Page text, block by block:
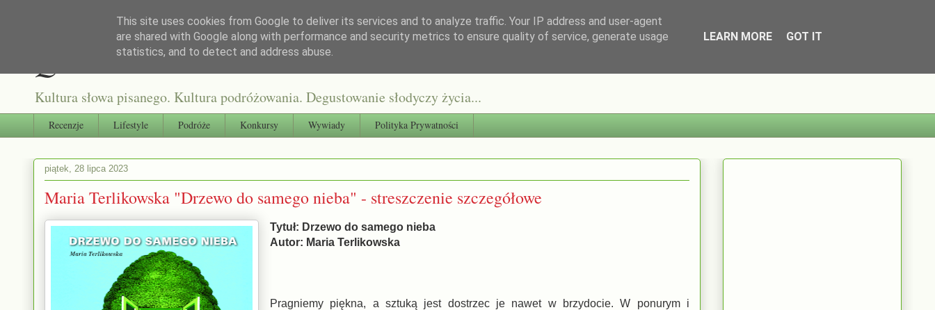
Qultura słowa
Kultura słowa pisanego. Kultura podróżowania. Degustowanie słodyczy życia...
Recenzje Lifestyle Podróże Konkursy Wywiady Polityka Prywatności
piątek, 28 lipca 2023
Maria Terlikowska "Drzewo do samego nieba" - streszczenie szczegółowe
Tytuł: Drzewo do samego nieba
Autor: Maria Terlikowska
Pragniemy piękna, a sztuką jest dostrzec je nawet w brzydocie. W ponurym i
This site uses cookies from Google to deliver its services and to analyze traffic. Your IP address and user-agent
are shared with Google along with performance and security metrics to ensure quality of service, generate usage
statistics, and to detect and address abuse.
LEARN MORE GOT IT